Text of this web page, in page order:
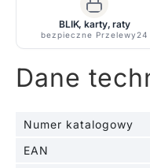
QZ/GRIFFIN/SFSPN
BLIK, karty, raty
bezpieczne Przelewy24
Dane
Numer katalogowy
EAN